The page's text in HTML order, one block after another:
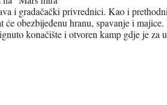
i gradačački privrednici. Kao i
će obezbijeđenu hranu, spavanje i
konačište i otvoren kamp gdje je za